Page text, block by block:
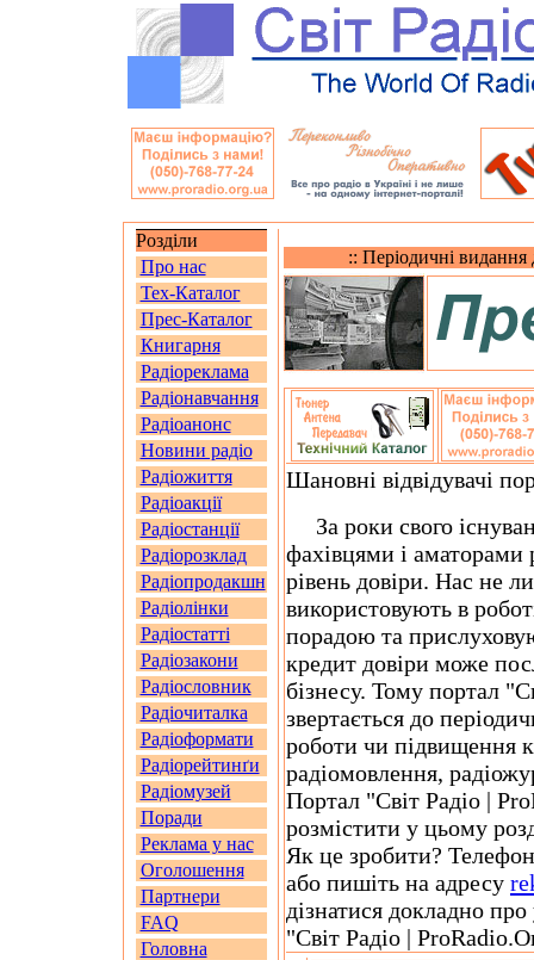
Розділи
Про нас
Тех-Каталог
Прес-Каталог
Книгарня
Радіореклама
Радіонавчання
Радіоанонс
Новини радіо
Радіожиття
Радіоакції
Радіостанції
Радіорозклад
Радіопродакшн
Радіолінки
Радіостатті
Радіозакони
Радіословник
Радіочиталка
Радіоформати
Радіорейтинґи
Радіомузей
Поради
Реклама у нас
Оголошення
Партнери
FAQ
Головна
:: Періодичні видання
Шановні відвідувачі
За роки свого
фахівцями і
рівень довіри. Нас не
використовують в
порадою та
кредит довіри може
бізнесу. Тому портал
звертається до
роботи чи підвищення
радіомовлення,
Портал "Світ Радіо |
розмістити у цьому
Як це зробити?
або пишіть на адресу
дізнатися докладно
"Світ Радіо |